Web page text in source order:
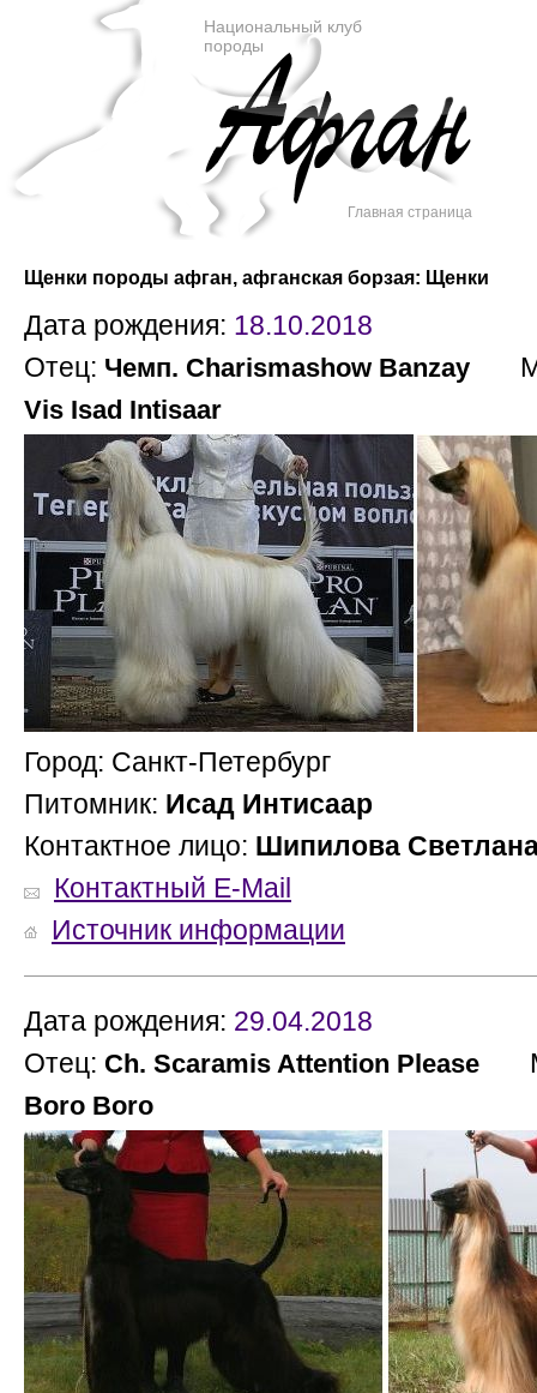
Национальный клуб
породы
Главная страница
Щенки породы афган, афганская борзая: Щенки
Дата рождения: 18.10.2018
Отец: Чемп. Charismashow Banzay
Vis Isad Intisaar
Город: Санкт-Петербург
Питомник: Исад Интисаар
Контактное лицо: Шипилова
Контактный E-Mail
Источник информации
Дата рождения: 29.04.2018
Отец: Ch. Scaramis Attention Please
Boro Boro